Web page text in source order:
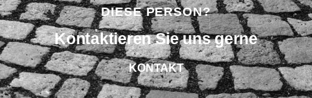
DIESE PERSON?
Kontaktieren Sie uns gerne
KONTAKT